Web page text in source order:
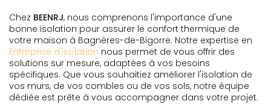
Chez BEENRJ, nous comprenons l'importance d'une
bonne isolation pour assurer le confort thermique de
votre maison à Bagnères-de-Bigorre. Notre expertise en
Entreprise d'isolation nous permet de vous offrir des
solutions sur mesure, adaptées à vos besoins
spécifiques. Que vous souhaitiez améliorer l'isolation de
vos murs, de vos combles ou de vos sols, notre équipe
dédiée est prête à vous accompagner dans votre projet.